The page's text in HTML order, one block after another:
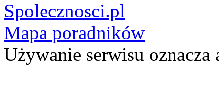
Spolecznosci.pl
Mapa poradników
Używanie serwisu oznacza